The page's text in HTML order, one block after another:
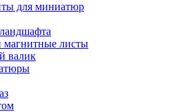
для миниатюр
листы
валик